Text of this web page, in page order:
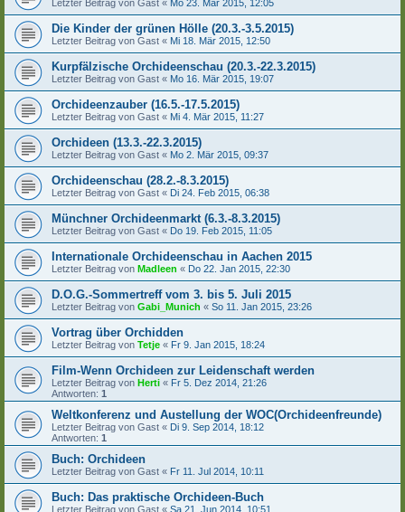
Letzter Beitrag von Gast « Mo 23. Mär 2015, 12:05
Die Kinder der grünen Hölle (20.3.-3.5.2015)
Letzter Beitrag von Gast « Mi 18. Mär 2015, 12:50
Kurpfälzische Orchideenschau (20.3.-22.3.2015)
Letzter Beitrag von Gast « Mo 16. Mär 2015, 19:07
Orchideenzauber (16.5.-17.5.2015)
Letzter Beitrag von Gast « Mi 4. Mär 2015, 11:27
Orchideen (13.3.-22.3.2015)
Letzter Beitrag von Gast « Mo 2. Mär 2015, 09:37
Orchideenschau (28.2.-8.3.2015)
Letzter Beitrag von Gast « Di 24. Feb 2015, 06:38
Münchner Orchideenmarkt (6.3.-8.3.2015)
Letzter Beitrag von Gast « Do 19. Feb 2015, 11:05
Internationale Orchideenschau in Aachen 2015
Letzter Beitrag von Madleen « Do 22. Jan 2015, 22:30
D.O.G.-Sommertreff vom 3. bis 5. Juli 2015
Letzter Beitrag von Gabi_Munich « So 11. Jan 2015, 23:26
Vortrag über Orchidden
Letzter Beitrag von Tetje « Fr 9. Jan 2015, 18:24
Film-Wenn Orchideen zur Leidenschaft werden
Letzter Beitrag von Herti « Fr 5. Dez 2014, 21:26
Antworten: 1
Weltkonferenz und Austellung der WOC(Orchideenfreunde)
Letzter Beitrag von Gast « Di 9. Sep 2014, 18:12
Antworten: 1
Buch: Orchideen
Letzter Beitrag von Gast « Fr 11. Jul 2014, 10:11
Buch: Das praktische Orchideen-Buch
Letzter Beitrag von Gast « Sa 21. Jun 2014, 10:51